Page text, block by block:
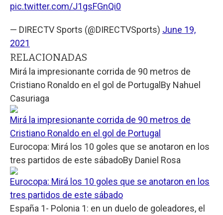
pic.twitter.com/J1gsFGnQi0
— DIRECTV Sports (@DIRECTVSports) June 19,
2021
RELACIONADAS
Mirá la impresionante corrida de 90 metros de
Cristiano Ronaldo en el gol de Portugal By Nahuel
Casuriaga
Mirá la impresionante corrida de 90 metros de
Cristiano Ronaldo en el gol de Portugal
Eurocopa: Mirá los 10 goles que se anotaron en los
tres partidos de este sábadoBy Daniel Rosa
Eurocopa: Mirá los 10 goles que se anotaron en los
tres partidos de este sábado
España 1- Polonia 1: en un duelo de goleadores, el